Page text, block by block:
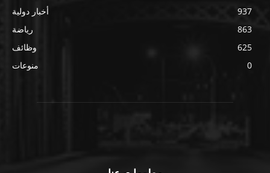
أخبار دولية
937
رياضة
863
وظائف
625
منوعات
0